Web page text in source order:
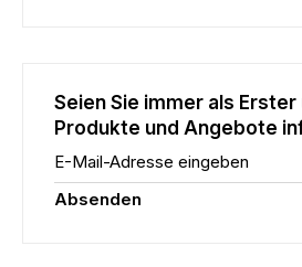
Seien Sie immer als Erster
Produkte und Angebote
E-Mail-Adresse eingeben
Absenden